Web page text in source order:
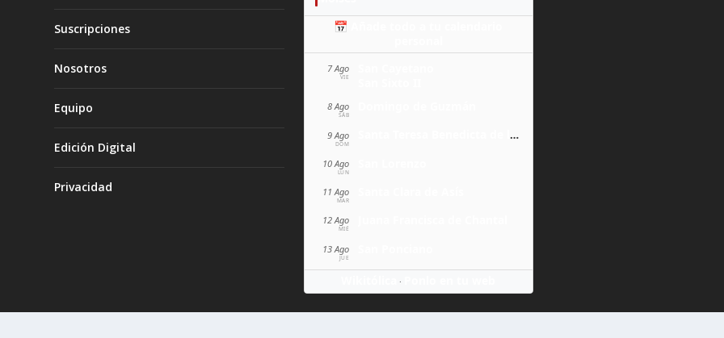
Suscripciones
Nosotros
Equipo
Edición Digital
Privacidad
📅 Añade todo a tu calendario
7 Ago
VIE
8 Ago
SÁB
9 Ago
DOM
Santa Teresa Benedicta de la Cruz
10 Ago
LUN
11 Ago
MAR
12 Ago
MIÉ
13 Ago
JUE
·